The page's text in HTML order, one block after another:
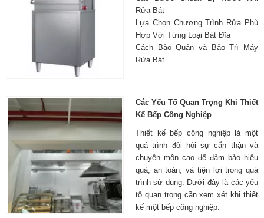
Rửa Bát
Lựa Chọn Chương Trình Rửa Phù
Hợp Với Từng Loại Bát Đĩa
Cách Bảo Quản và Bảo Trì Máy
Rửa Bát
Các Yếu Tố Quan Trọng Khi Thiết
Kế Bếp Công Nghiệp
Thiết kế bếp công nghiệp là một
quá trình đòi hỏi sự cẩn thận và
chuyên môn cao để đảm bảo hiệu
quả, an toàn, và tiện lợi trong quá
trình sử dụng. Dưới đây là các yếu
tố quan trọng cần xem xét khi thiết
kế một bếp công nghiệp.